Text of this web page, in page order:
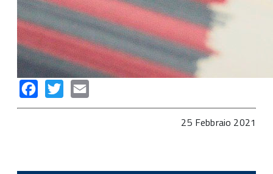
FacebookTwitter
25 Febbraio 2021